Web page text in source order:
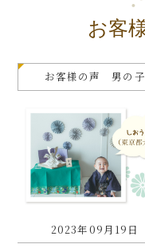
お客
お客様の声 男の子
2023年09月19日